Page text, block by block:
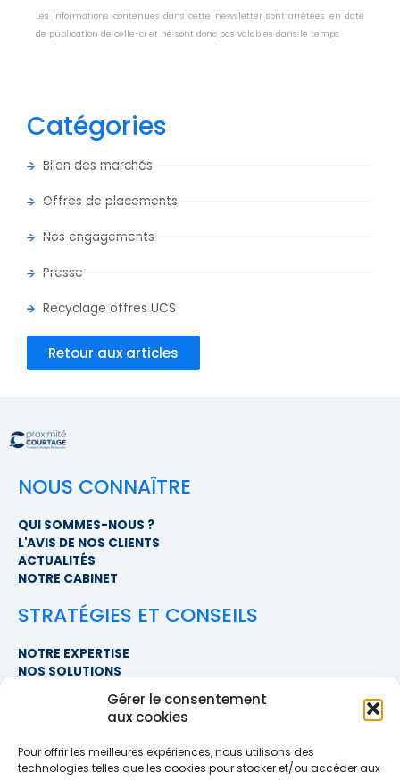
Gérer le consentement
aux cookies
Pour offrir les meilleures expériences, nous utilisons des
technologies telles que les cookies pour stocker et/ou accéder aux
Les informations contenues dans cette newsletter sont arrêtées en date
de publication de celle-ci et ne sont donc pas valables dans le temps.
Catégories
Bilan des marchés
Offres de placements
Nos engagements
Presse
Recyclage offres UCS
Retour aux articles
NOUS CONNAÎTRE
QUI SOMMES-NOUS ?
L'AVIS DE NOS CLIENTS
ACTUALITÉS
NOTRE CABINET
STRATÉGIES ET CONSEILS
NOTRE EXPERTISE
NOS SOLUTIONS
NOUS CONTACTER
SIÈGE SOCIAL